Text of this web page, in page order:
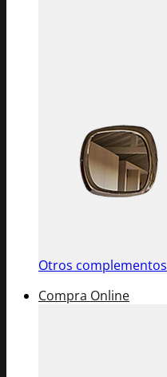
Otros complementos
Compra Online